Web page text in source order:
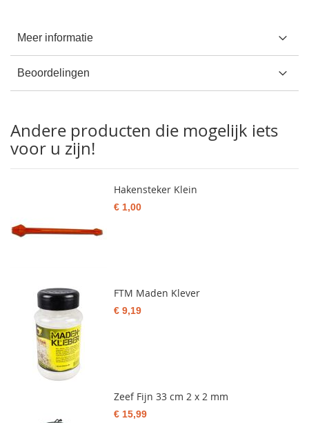
Meer informatie
Beoordelingen
Andere producten die mogelijk iets
voor u zijn!
Hakensteker Klein
€ 1,00
FTM Maden Klever
€ 9,19
Zeef Fijn 33 cm 2 x 2 mm
€ 15,99